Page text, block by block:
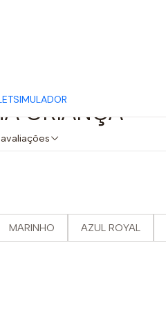
SIMULADOR
CRIANÇA
4 avaliações
MARINHO AZUL ROYAL